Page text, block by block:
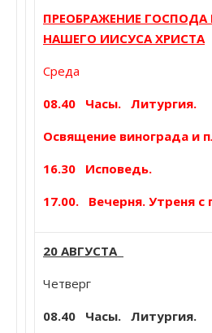
ПРЕОБРАЖЕНИЕ
НАШЕГО ИИСУСА ХРИСТА
Среда
08.40 Часы. Литургия.
Освящение винограда и
16.30 Исповедь.
17.00. Вечерня. Утреня с
20 АВГУСТА
Четверг
08.40 Часы. Литургия.